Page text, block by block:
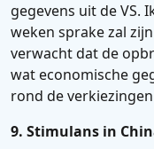
gegevens uit de VS.
weken sprake zal
verwacht dat de
wat economische
rond de
9. Stimulans in